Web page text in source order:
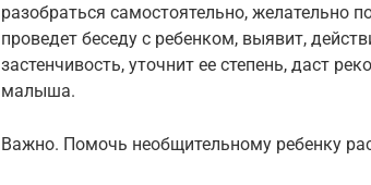
разобраться самостоятельно, желательно
проведет беседу с ребенком, выявит,
застенчивость, уточнит ее степень, даст
малыша.
Важно. Помочь необщительному ребенку